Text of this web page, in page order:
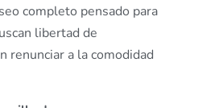
completo pensado para
libertad de
renunciar a la comodidad